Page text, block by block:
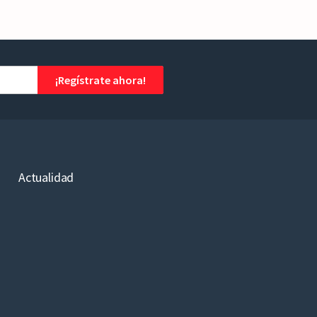
¡Regístrate ahora!
Actualidad